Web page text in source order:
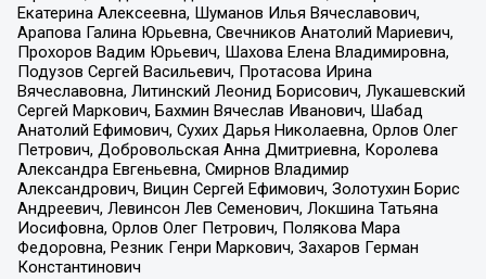
Екатерина Алексеевна, Шуманов Илья Вячеславович,
Арапова Галина Юрьевна, Свечников Анатолий Мариевич,
Прохоров Вадим Юрьевич, Шахова Елена Владимировна,
Подузов Сергей Васильевич, Протасова Ирина
Вячеславовна, Литинский Леонид Борисович, Лукашевский
Сергей Маркович, Бахмин Вячеслав Иванович, Шабад
Анатолий Ефимович, Сухих Дарья Николаевна, Орлов Олег
Петрович, Добровольская Анна Дмитриевна, Королева
Александра Евгеньевна, Смирнов Владимир
Александрович, Вицин Сергей Ефимович, Золотухин Борис
Андреевич, Левинсон Лев Семенович, Локшина Татьяна
Иосифовна, Орлов Олег Петрович, Полякова Мара
Федоровна, Резник Генри Маркович, Захаров Герман
Константинович